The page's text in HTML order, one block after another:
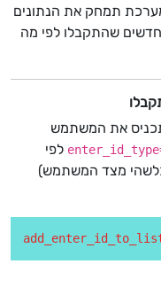
תמחק את הנתונים
שהתקבלו לפי מה
את המשתמש
לפי
מצד המשתמש)